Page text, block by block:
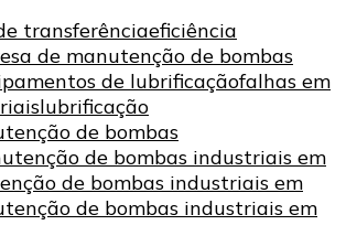
transferênciaeficiência
de manutenção de bombas
de lubrificaçãofalhas em
lubrificação
de bombas
de bombas industriais em
de bombas industriais em
de bombas industriais em